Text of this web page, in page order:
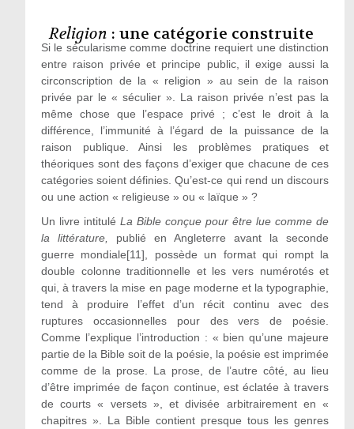
Religion : une catégorie construite
Si le sécularisme comme doctrine requiert une distinction
entre raison privée et principe public, il exige aussi la
circonscription de la « religion » au sein de la raison
privée par le « séculier ». La raison privée n’est pas la
même chose que l’espace privé ; c’est le droit à la
différence, l’immunité à l’égard de la puissance de la
raison publique. Ainsi les problèmes pratiques et
théoriques sont des façons d’exiger que chacune de ces
catégories soient définies. Qu’est-ce qui rend un discours
ou une action « religieuse » ou « laïque » ?
Un livre intitulé La Bible conçue pour être lue comme de
la littérature, publié en Angleterre avant la seconde
guerre mondiale[11], possède un format qui rompt la
double colonne traditionnelle et les vers numérotés et
qui, à travers la mise en page moderne et la typographie,
tend à produire l’effet d’un récit continu avec des
ruptures occasionnelles pour des vers de poésie.
Comme l’explique l’introduction : « bien qu’une majeure
partie de la Bible soit de la poésie, la poésie est imprimée
comme de la prose. La prose, de l’autre côté, au lieu
d’être imprimée de façon continue, est éclatée à travers
de courts « versets », et divisée arbitrairement en «
chapitres ». La Bible contient presque tous les genres